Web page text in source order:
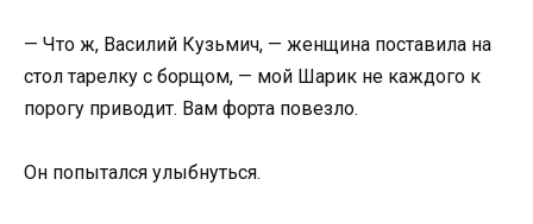
— Что ж, Василий Кузьмич, — женщина поставила на
стол тарелку с борщом, — мой Шарик не каждого к
порогу приводит. Вам форта повезло.
Он попытался улыбнуться.